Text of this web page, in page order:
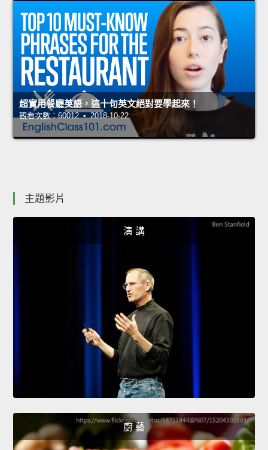
超實用餐廳英語，這十句英文絕對要學起來！
觀看次數：60012 • 2018-10-22
主題影片
演 講
廚 藝